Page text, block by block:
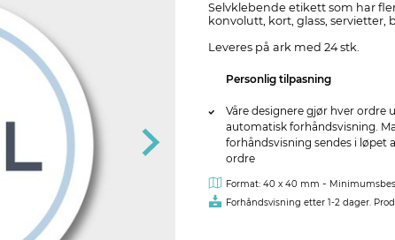
Selvklebende etikett som har
konvolutt, kort, glass, servietter,
Leveres på ark med 24 stk.
Personlig tilpasning
Våre designere gjør hver ordre
automatisk forhåndsvisning.
forhåndsvisning sendes i løpet
ordre
Format: 40 x 40 mm -
Forhåndsvisning etter 1-2 dager.